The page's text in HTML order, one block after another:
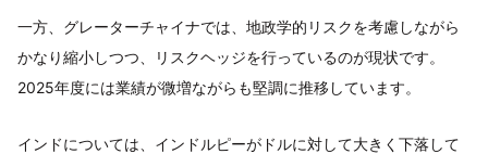
一方、グレーターチャイナでは、地政学的リスクを考慮しながら
かなり縮小しつつ、リスクヘッジを行っているのが現状です。
2025年度には業績が微増ながらも堅調に推移しています。
インドについては、インドルピーがドルに対して大きく下落して